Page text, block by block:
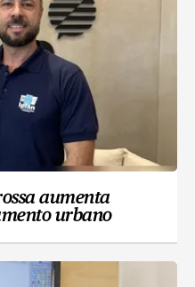
aumenta
urbano